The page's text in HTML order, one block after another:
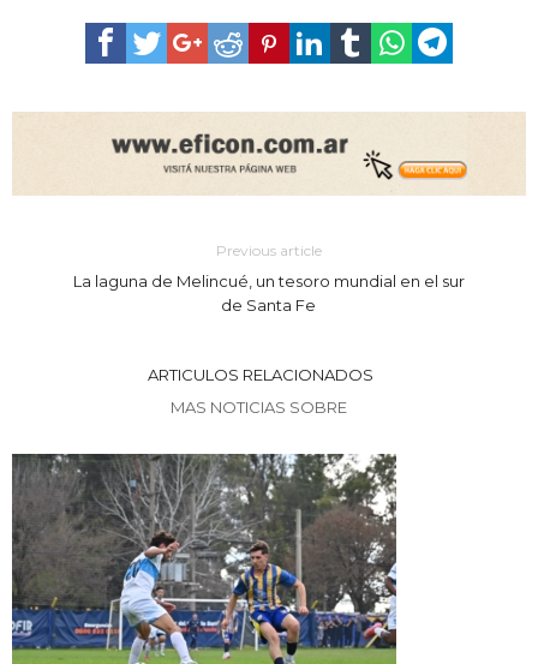
Previous article
La laguna de Melincué, un tesoro mundial en el sur
de Santa Fe
ARTICULOS RELACIONADOS
MAS NOTICIAS SOBRE